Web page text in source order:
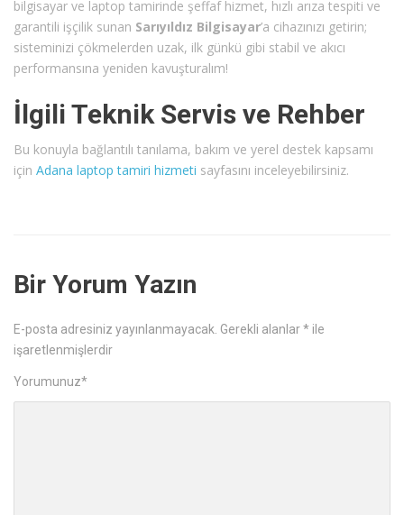
bilgisayar ve laptop tamirinde şeffaf hizmet, hızlı arıza tespiti ve
garantili işçilik sunan Sarıyıldız Bilgisayar’a cihazınızı getirin;
sisteminizi çökmelerden uzak, ilk günkü gibi stabil ve akıcı
performansına yeniden kavuşturalım!
İlgili Teknik Servis ve Rehber
Bu konuyla bağlantılı tanılama, bakım ve yerel destek kapsamı
için Adana laptop tamiri hizmeti sayfasını inceleyebilirsiniz.
Bir Yorum Yazın
E-posta adresiniz yayınlanmayacak. Gerekli alanlar* ile
işaretlenmişlerdir
Yorumunuz*